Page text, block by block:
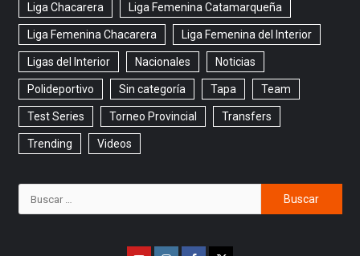
Liga Chacarera Liga Femenina Catamarqueña
Liga Femenina Chacarera Liga Femenina del Interior
Ligas del Interior Nacionales Noticias
Polideportivo Sin categoría Tapa Team
Test Series Torneo Provincial Transfers
Trending Videos